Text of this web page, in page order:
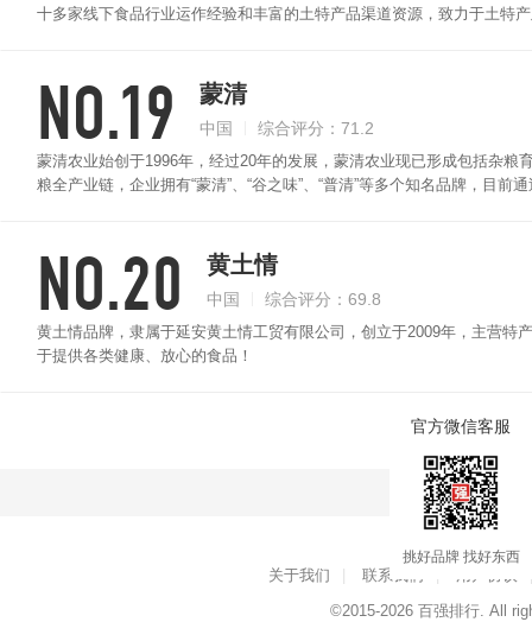
十多家线下食品行业运作经验和丰富的土特产品渠道资源，致力于土特
的地方特产和特色文化。
NO.19 蒙清
中国 综合评分：71.2
蒙清农业始创于1996年，经过20年的发展，蒙清农业现已形成包括杂
粮全产业链，企业拥有“蒙清”、“谷之味”、“普清”等多个知名品牌，目
NO.20 黄土情
中国 综合评分：69.8
黄土情品牌，隶属于延安黄土情工贸有限公司，创立于2009年，主营特
于提供各类健康、放心的食品！
点击查看
关于我们 联系我们 | 用户协议
|
©2015-2026 百强排行. All
官方微信客服
挑好品牌 找好东西